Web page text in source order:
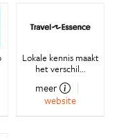
Lokale kennis maakt
het verschil...
meer
website